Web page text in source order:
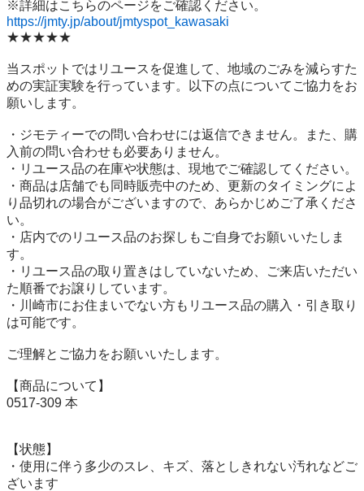
https://jmty.jp/about/jmtyspot_kawasaki
★★★★★
当スポットではリユースを促進して、地域のごみを減らすた
めの実証実験を行っています。以下の点についてご協力をお
願いします。
・ジモティーでの問い合わせには返信できません。また、購
入前の問い合わせも必要ありません。
・リユース品の在庫や状態は、現地でご確認してください。
・商品は店舗でも同時販売中のため、更新のタイミングによ
り品切れの場合がございますので、あらかじめご了承くださ
い。
・店内でのリユース品のお探しもご自身でお願いいたしま
す。
・リユース品の取り置きはしていないため、ご来店いただい
た順番でお譲りしています。
・川崎市にお住まいでない方もリユース品の購入・引き取り
は可能です。
ご理解とご協力をお願いいたします。
【商品について】
0517-309 本
【状態】
・使用に伴う多少のスレ、キズ、落としきれない汚れなどご
ざいます